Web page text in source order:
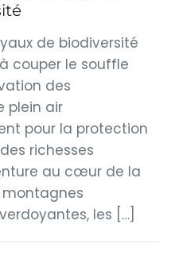
de biodiversité
couper le souffle
des
plein air
pour la protection
richesses
au cœur de la
les […]